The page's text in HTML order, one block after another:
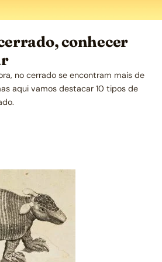
conhecer
no cerrado se encontram mais de
aqui vamos destacar 10 tipos de